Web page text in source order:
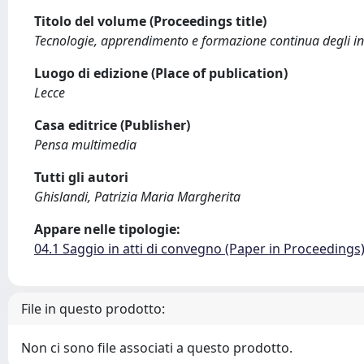
Titolo del volume (Proceedings title)
Tecnologie, apprendimento e formazione continua degli
Luogo di edizione (Place of publication)
Lecce
Casa editrice (Publisher)
Pensa multimedia
Tutti gli autori
Ghislandi, Patrizia Maria Margherita
Appare nelle tipologie:
04.1 Saggio in atti di convegno (Paper in Proceedings)
File in questo prodotto:
Non ci sono file associati a questo prodotto.